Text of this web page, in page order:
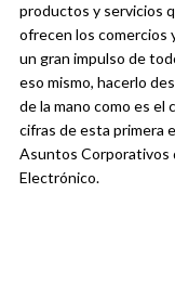
productos y servicios
ofrecen los comercios
un gran impulso de
eso mismo, hacerlo
de la mano como es el
cifras de esta primera
Asuntos Corporativos
Electrónico.